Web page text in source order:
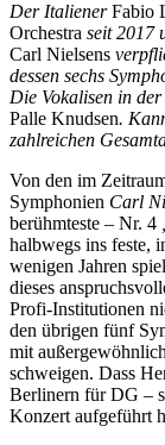
Der ItalienerFabio
Orchestra seit 2017
Carl Nielsens
dessen sechs
Die Vokalisen in der
Palle Knudsen.
zahlreichen
Von den im
Symphonien Carl
berühmteste – Nr. 4
halbwegs ins feste,
wenigen Jahren
dieses
Profi-Institutionen
den übrigen fünf
mit
schweigen. Dass
Berlinern für DG –
Konzert aufgeführt